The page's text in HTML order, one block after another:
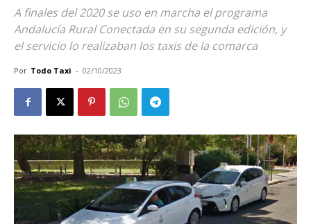
A finales del 2020 se uso en marcha el programa
Andalucía Rural Conectada en su segunda edición, y
el servicio lo realizaban los taxis de la comarca
Por Todo Taxi - 02/10/2023